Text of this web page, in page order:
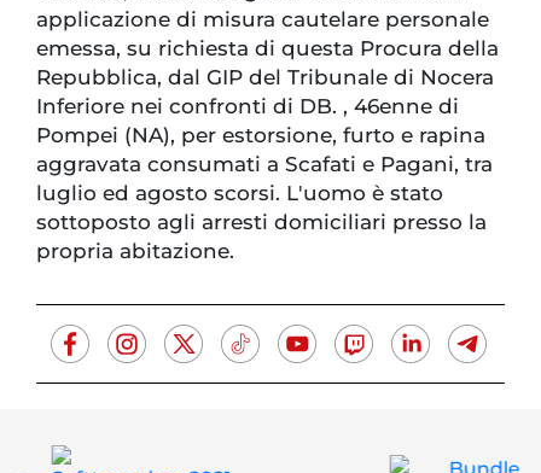
applicazione di misura cautelare personale
emessa, su richiesta di questa Procura della
Repubblica, dal GIP del Tribunale di Nocera
Inferiore nei confronti di DB. , 46enne di
Pompei (NA), per estorsione, furto e rapina
aggravata consumati a Scafati e Pagani, tra
luglio ed agosto scorsi. L'uomo è stato
sottoposto agli arresti domiciliari presso la
propria abitazione.